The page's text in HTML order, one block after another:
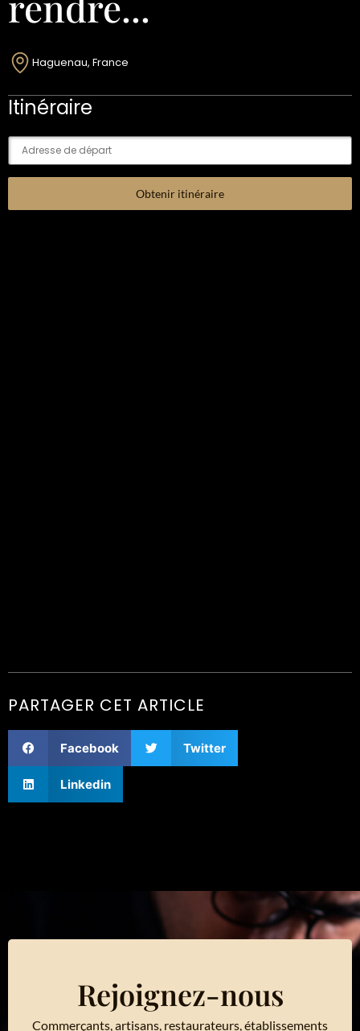
Haguenau, France
Itinéraire
PARTAGER CET ARTICLE
Facebook Twitter
Linkedin
Rejoignez-nous
Commerçants, artisans, restaurateurs, établissements